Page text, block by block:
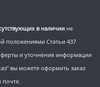
в наличии не
положениями Статьи 437
и уточнения информации
вы можете оформить заказ
почте.